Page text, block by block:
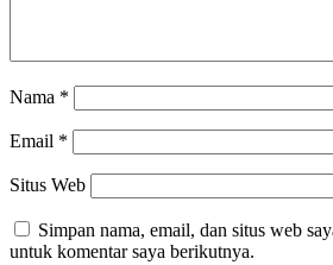
Nama *
Email *
Situs Web
Simpan nama, email, dan situs web
untuk komentar saya berikutnya.